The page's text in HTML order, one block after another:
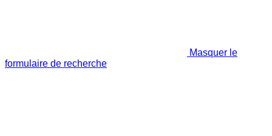
Masquer le
formulaire de recherche